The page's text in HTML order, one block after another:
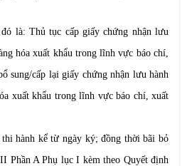
đó là: Thủ tục cấp giấy chứng nhận lưu
hóa xuất khẩu trong lĩnh vực báo chí,
sung/cấp lại giấy chứng nhận lưu hành
xuất khẩu trong lĩnh vực báo chí, xuất
thi hành kể từ ngày ký;đồng thời bãi bỏ
Phần A Phụ lục I kèm theo Quyết định